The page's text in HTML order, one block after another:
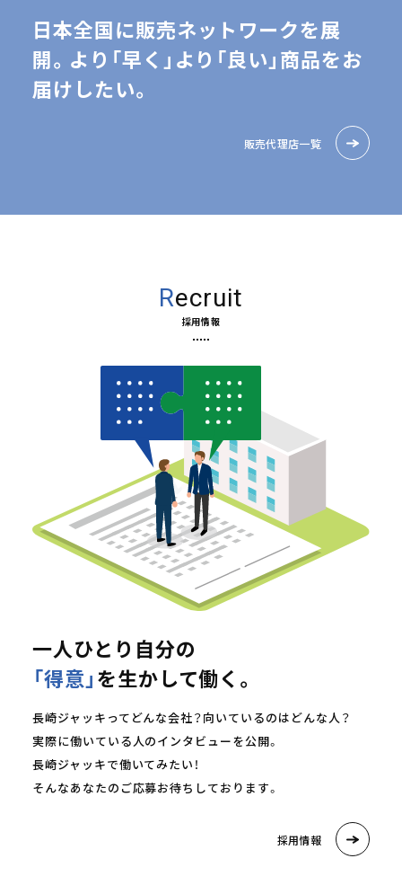
日本全国に販売ネットワークを展
開。 より「早く」より「良い」商品をお
届けしたい。
販売代理店一覧
Recruit
採用情報
一人ひとり自分の
「得意」を生かして働く。
長崎ジャッキってどんな会社？向いているのはどんな人？
実際に働いている人のインタビューを公開。
長崎ジャッキで働いてみたい！
そんなあなたのご応募お待ちしております。
採用情報